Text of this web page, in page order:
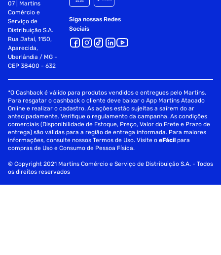
07 | Martins
Comércio e
Serviço de
Distribuição S.A.
Rua Jataí, 1150,
Aparecida,
Uberlândia / MG -
CEP 38400 - 632
Siga nossas Redes
Sociais
*O Cashback é válido para produtos vendidos e entregues pelo Martins.
Para resgatar o cashback o cliente deve baixar o App Martins Atacado
Online e realizar o cadastro. As ações estão sujeitas a saírem do ar
antecipadamente. Verifique o regulamento da campanha. As condições
comerciais (Disponibilidade de Estoque, Preço, Valor do Frete e Prazo de
entrega) são válidas para a região de entrega informada. Para maiores
informações, consulte nossos Termos de Uso. Visite oeFácil para
compras de Uso e Consumo de Pessoa Física.
© Copyright 2021 Martins Comércio e Serviço de Distribuição S.A. - Todos
os direitos reservados